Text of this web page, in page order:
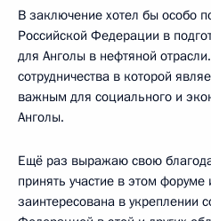
В заключение хотел бы особо
Российской Федерации в
для Анголы в нефтяной
сотрудничества в которой
важным для социального и
Анголы.
Ещё раз выражаю свою
принять участие в этом
заинтересована в укреплении